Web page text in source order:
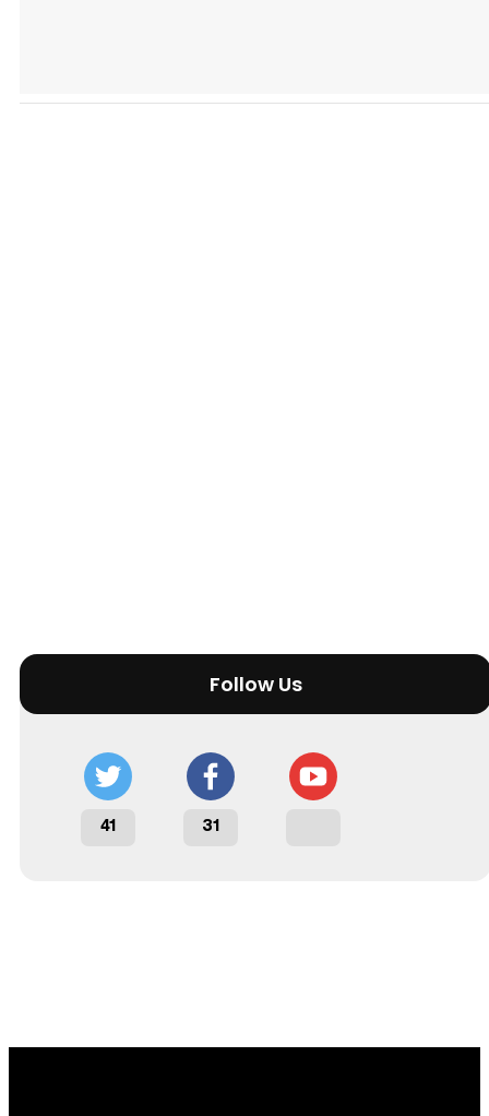
Follow Us
41 31